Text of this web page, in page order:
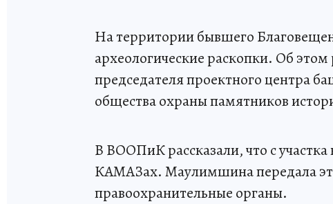
На территории бывшего
археологические раскопки. Об
председателя проектного центра
общества охраны памятников
В ВООПиК рассказали, что с
КАМАЗах. Маулимшина передала
правоохранительные органы.